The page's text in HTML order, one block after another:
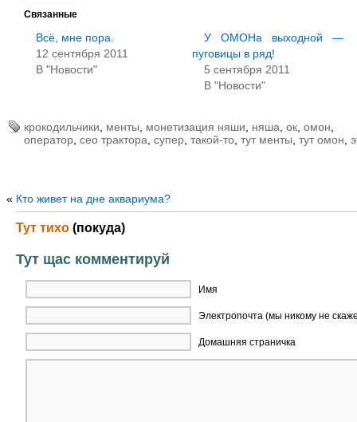
Связанные
Всё, мне пора.
12 сентября 2011
В "Новости"
У ОМОНа выходной —
пуговицы в ряд!
5 сентября 2011
В "Новости"
крокодильчики менты монетизация няши няша ок омон
оператор сео трактора супер такой-то тут менты тут омон
« Кто живет на дне аквариума?
Тут тихо (покуда)
Тут щас комментируй
Имя
Электропочта (мы никому не
Домашняя страничка